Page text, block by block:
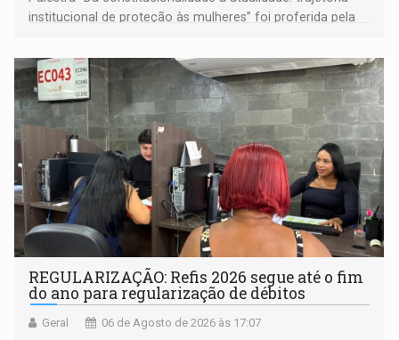
institucional de proteção às mulheres” foi proferida pela
Goiás
REGULARIZAÇÃO: Refis 2026 segue até o fim
do ano para regularização de débitos
Geral 06 de Agosto de 2026 às 17:07